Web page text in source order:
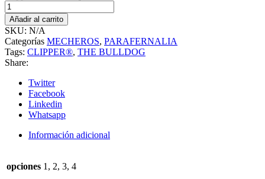
Añadir al carrito
SKU: N/A
Categorías MECHEROS, PARAFERNALIA
Tags: CLIPPER®, THE BULLDOG
Share:
Twitter
Facebook
Linkedin
Whatsapp
Información adicional
opciones 1, 2, 3, 4